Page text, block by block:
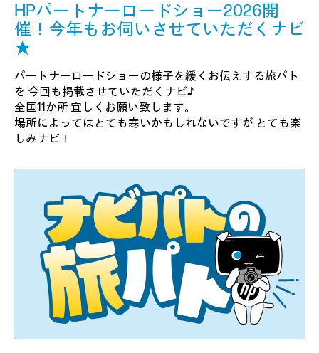
HPパートナーロードショー2026開
催！今年もお伺いさせていただくナビ
★
パートナーロードショーの様子を緩くお伝えする旅パト
を 今回も掲載させていただくナビ♪
全国11か所 宜しくお願い致します。
場所によってはとても寒いかもしれないですが とても楽
しみナビ！